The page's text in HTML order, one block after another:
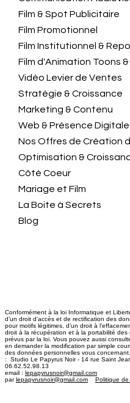
Film & Spot Publicitaire
Film Promotionnel
Film Institutionnel &
Film d'Animation Toons
Vidéo Levier de Ventes
Stratégie & Croissance
Marketing & Contenu
Web & Présence Digitale
Nos Offres de Création
Optimisation &
Côté Coeur
Mariage et Film
La Boite à Secrets
Blog
Conformément à la loi Informatique et
d’un droit d’accès et de rectification des
pour motifs légitimes, d’un droit à
droit à la récupération et à la portabilité
prévus par la loi. Vous pouvez aussi
en demander la modification par simple
des données personnelles vous
: Studio Le Papyrus Noir - 14 rue Saint
email : lepapyrusnoir@gmail.com
Site
parlepapyrusnoir@gmail.com Politique de